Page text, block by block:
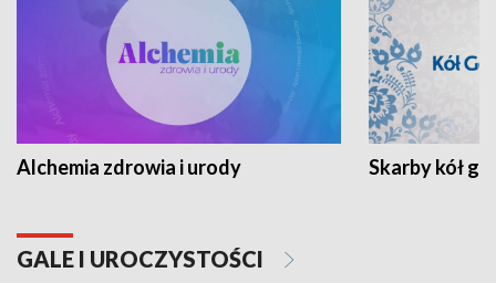
Alchemia zdrowia i urody Skarby kół
GALE I UROCZYSTOŚCI